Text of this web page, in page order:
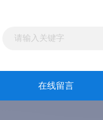
在线留言